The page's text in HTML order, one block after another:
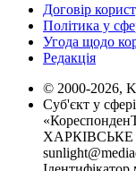
Договір
Політика у
Угода щодо
Редакція
© 2000-2026,
Суб'єкт у
ХАРКІВСЬКЕ